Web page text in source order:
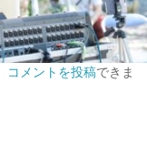
コメントを投稿できま